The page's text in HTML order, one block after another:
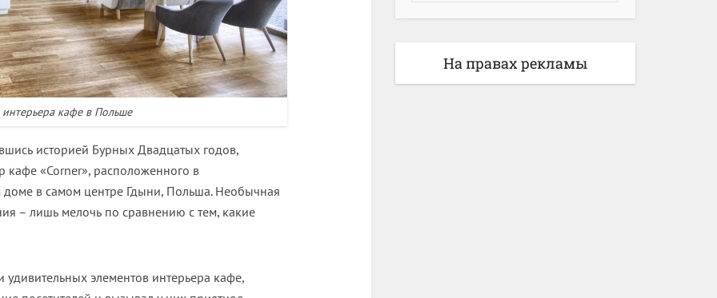
кафе в Польше
историей Бурных Двадцатых годов,
кафе «Corner», расположенного в
в самом центре Гдыни, Польша. Необычная
– лишь мелочь по сравнению с тем, какие
элементов интерьера кафе,
На правах рекламы